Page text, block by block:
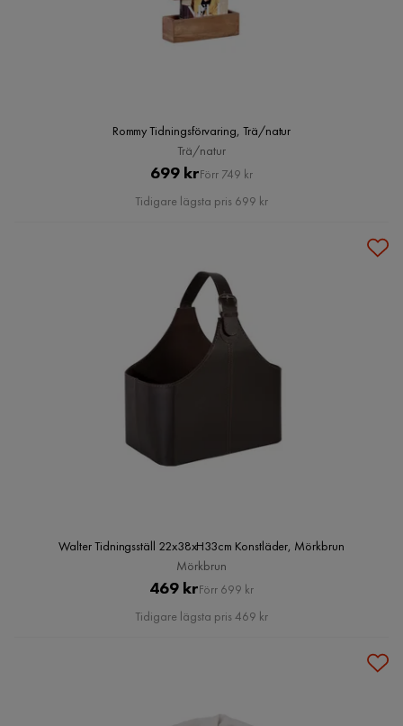
Rommy Tidningsförvaring, Trä/natur
Trä/natur
Pris
699 krOriginal
Pris
Förr 749 kr
Tidigare lägsta pris 699 kr
Walter Tidningsställ 22x38xH33cm Konstläder, Mörkbrun
Mörkbrun
Pris
469 krOriginal
Pris
Förr 699 kr
Tidigare lägsta pris 469 kr